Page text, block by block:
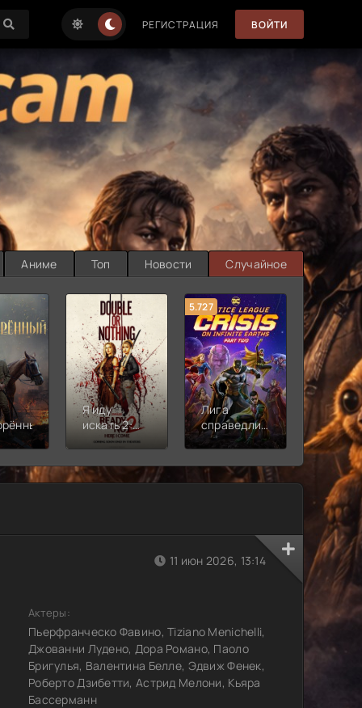
РЕГИСТРАЦИЯ ВОЙТИ
Аниме Топ Новости Случайное
Я иду
искать 2:
Вот и я
5.727
Лига
справедливости:
Кризис на
землях.
Часть 2
8.889
Новая
смена
11 июн 2026, 13:14
Актеры:
Пьерфранческо Фавино, Tiziano Menichelli,
Джованни Лудено, Дора Романо, Паоло
Бригулья, Валентина Белле, Эдвиж Фенек,
Роберто Дзибетти, Астрид Мелони, Кьяра
Бассерманн